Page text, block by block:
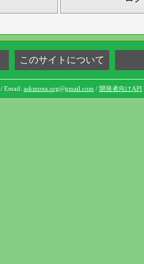
このサイトについて
/ Email: askmona.org@gmail.com / 開発者向けAPI